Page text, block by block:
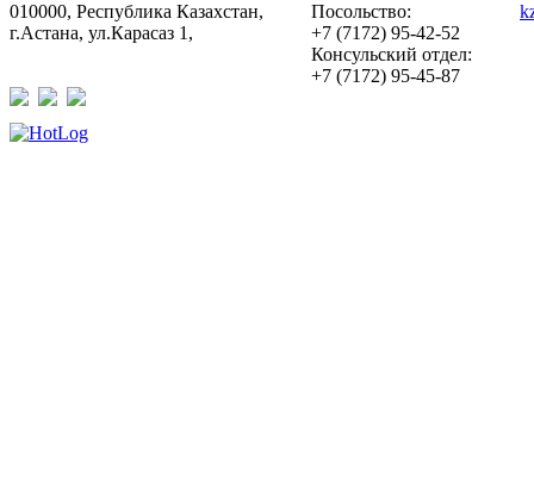
010000, Республика Казахстан,
г.Астана, ул.Карасаз 1,
Посольство:
+7 (7172) 95-42-52
Консульский отдел:
+7 (7172) 95-45-87